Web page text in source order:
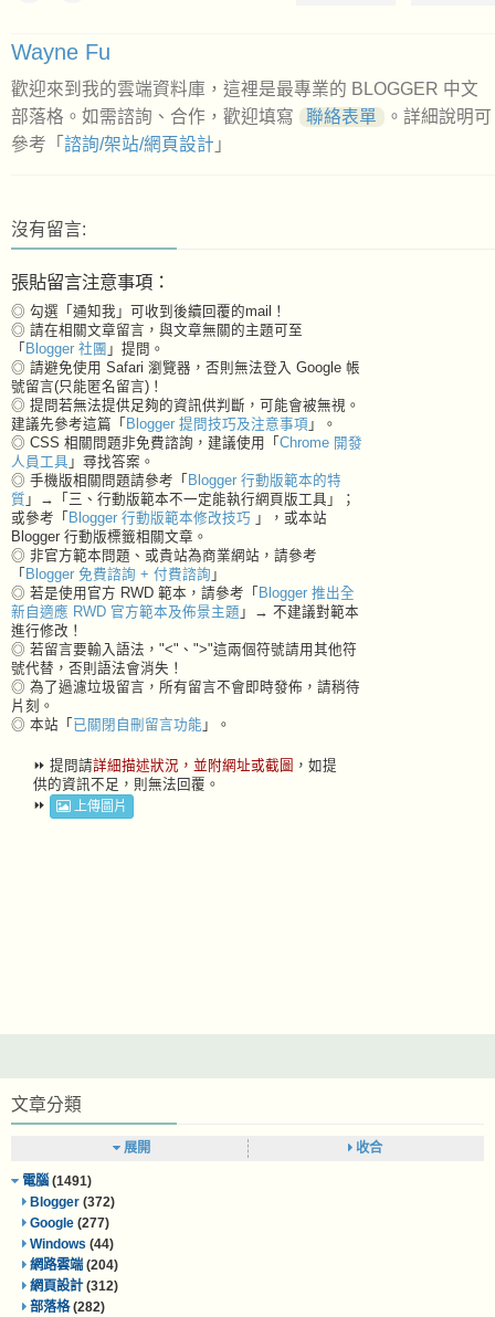
Wayne Fu
歡迎來到我的雲端資料庫，這裡是最專業的 BLOGGER 中文
部落格。如需諮詢、合作，歡迎填寫
聯絡表單
。詳細說明可
參考「 諮詢/架站/網頁設計 」
沒有留言:
張貼留言注意事項：
◎ 勾選「通知我」可收到後續回覆的mail！
◎ 請在相關文章留言，與文章無關的主題可至
「 Blogger 社團 」提問。
◎ 請避免使用 Safari 瀏覽器，否則無法登入 Google 帳
號留言(只能匿名留言)！
◎ 提問若無法提供足夠的資訊供判斷，可能會被無視。
建議先參考這篇「 Blogger 提問技巧及注意事項 」。
◎ CSS 相關問題非免費諮詢，建議使用「 Chrome 開發
人員工具 」尋找答案。
◎ 手機版相關問題請參考「 Blogger 行動版範本的特
質 」→「三、行動版範本不一定能執行網頁版工具」；
或參考「 Blogger 行動版範本修改技巧 」，或本站
Blogger 行動版標籤相關文章。
◎ 非官方範本問題、或貴站為商業網站，請參考
「 Blogger 免費諮詢 + 付費諮詢 」
◎ 若是使用官方 RWD 範本，請參考「 Blogger 推出全
新自適應 RWD 官方範本及佈景主題 」→ 不建議對範本
進行修改！
◎ 若留言要輸入語法，"<"、">"這兩個符號請用其他符
號代替，否則語法會消失！
◎ 為了過濾垃圾留言，所有留言不會即時發佈，請稍待
片刻。
◎ 本站「 已關閉自刪留言功能 」。
⏩ 提問請詳細描述狀況，並附網址或截圖 ，如提
供的資訊不足，則無法回覆。
⏩
上傳圖片
文章分類
展開 收合
電腦 (1491)
Blogger (372)
Google (277)
Windows (44)
網路雲端(204)
網頁設計(312)
部落格(282)